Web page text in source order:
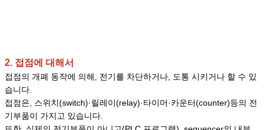
2. 접점에 대해서
접점의 개폐 동작에 의해, 전기를 차단하거나, 도통 시키거나 할 수 있
습니다.
접점은, 스위치(switch)·릴레이(relay)·타이머·카운터(counter)등의 전
기부품이 가지고 있습니다.